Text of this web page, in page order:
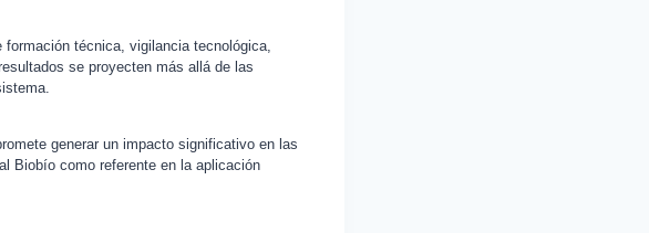
técnica, vigilancia tecnológica,
se proyecten más allá de las
generar un impacto significativo en las
Biobío como referente en la aplicación